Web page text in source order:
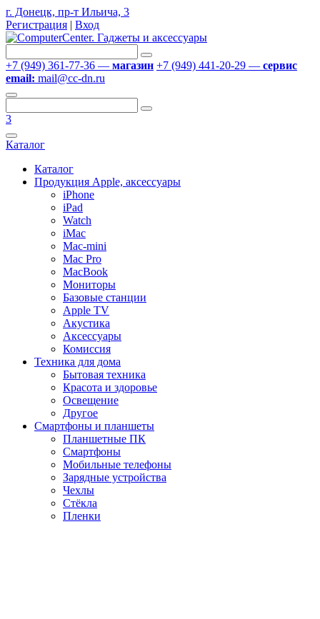
г. Донецк, пр-т Ильича, 3
Регистрация | Вход
+7 (949) 361-77-36 — магазин +7 (949) 441-20-29 — сервис
email: mail@cc-dn.ru
3
Каталог
Каталог
Продукция Apple, аксессуары
iPhone
iPad
Watch
iMac
Mac-mini
Mac Pro
MacBook
Мониторы
Базовые станции
Apple TV
Акустика
Аксессуары
Комиссия
Техника для дома
Бытовая техника
Красота и здоровье
Освещение
Другое
Смартфоны и планшеты
Планшетные ПК
Смартфоны
Мобильные телефоны
Зарядные устройства
Чехлы
Стёкла
Пленки